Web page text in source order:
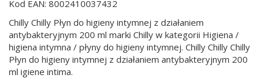
Kod EAN: 8002410037432
Chilly Chilly Płyn do higieny intymnej z działaniem
antybakteryjnym 200 ml marki Chilly w kategorii Higiena /
higiena intymna / płyny do higieny intymnej. Chilly Chilly Chilly
Płyn do higieny intymnej z działaniem antybakteryjnym 200
ml igiene intima.